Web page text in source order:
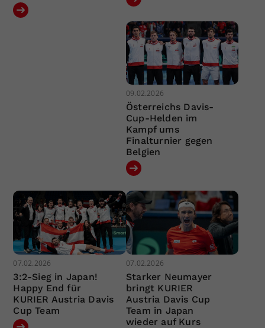
09.02.2026
Österreichs Davis-
Cup-Helden im
Kampf ums
Finalturnier gegen
Belgien
07.02.2026
3:2-Sieg in Japan!
Happy End für
KURIER Austria Davis
Cup Team
07.02.2026
Starker Neumayer
bringt KURIER
Austria Davis Cup
Team in Japan
wieder auf Kurs